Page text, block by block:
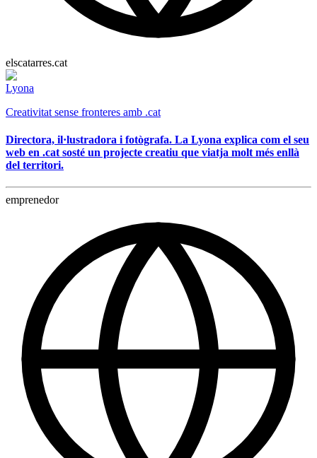
elscatarres.cat
Lyona
Creativitat sense fronteres amb .cat
Directora, il·lustradora i fotògrafa. La Lyona explica com el seu
web en .cat sosté un projecte creatiu que viatja molt més enllà
del territori.
emprenedor